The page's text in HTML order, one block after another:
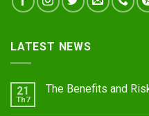
LATEST NEWS
21
Th7
The Benefits and